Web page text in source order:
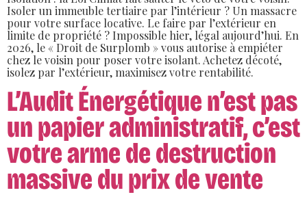
Isoler un immeuble tertiaire par l’intérieur ? Un massacre
pour votre surface locative. Le faire par l’extérieur en
limite de propriété ? Impossible hier, légal aujourd’hui. En
2026, le « Droit de Surplomb » vous autorise à empiéter
chez le voisin pour poser votre isolant. Achetez décoté,
isolez par l’extérieur, maximisez votre rentabilité.
L’Audit Énergétique n’est pas
un papier administratif, c’est
votre arme de destruction
massive du prix de vente